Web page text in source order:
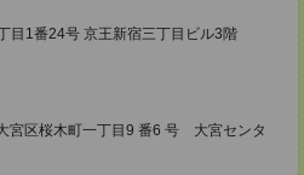
目1番24号 京王新宿三丁目ビル3階
区桜木町一丁目9 番6 号 大宮センタ